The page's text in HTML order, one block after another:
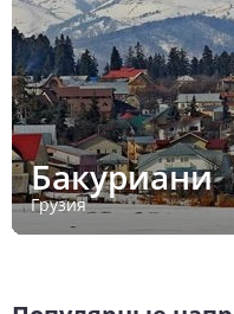
Бакуриани
Грузия